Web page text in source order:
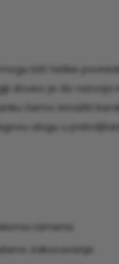
mogu biti teške
doveo je do
ćemo istražiti
ulogu u
ramena
zakucavanje